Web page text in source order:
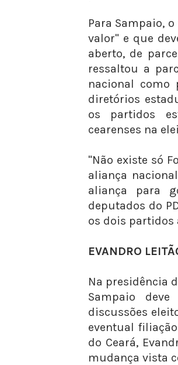
Para Sampaio,
valor" e que
aberto, de
ressaltou a
nacional
diretórios
os partidos
cearenses na
"Não existe só
aliança
aliança para
deputados do
os dois partidos
EVANDRO
Na presidência
Sampaio
discussões
eventual
do Ceará,
mudança vista